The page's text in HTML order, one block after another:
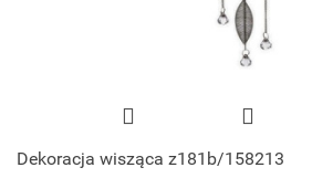
Dekoracja wisząca z181b/158213